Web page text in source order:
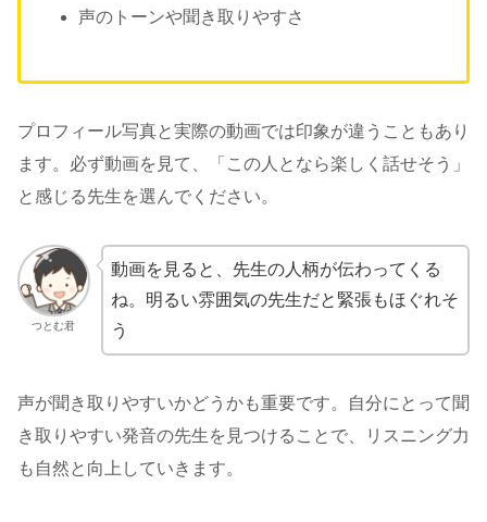
声のトーンや聞き取りやすさ
プロフィール写真と実際の動画では印象が違うこともあり
ます。必ず動画を見て、「この人となら楽しく話せそう」
と感じる先生を選んでください。
つとむ君
動画を見ると、先生の人柄が伝わってくる
ね。明るい雰囲気の先生だと緊張もほぐれそ
う
声が聞き取りやすいかどうかも重要です。自分にとって聞
き取りやすい発音の先生を見つけることで、リスニング力
も自然と向上していきます。